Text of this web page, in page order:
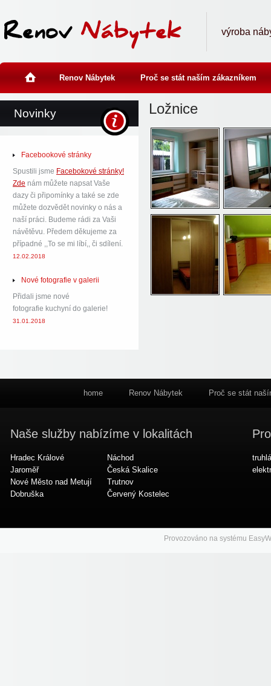
Renov Nábytek Proč se stát naším zákazníkem
výroba
Ložnice
Novinky
Facebookové stránky
Spustili jsme Facebokové stránky!
Zde nám můžete napsat Vaše
dazy či připomínky a také se zde
můžete dozvědět novinky o nás a
naší práci. Budeme rádi za Vaši
návětěvu. Předem děkujeme za
případné ,,To se mi líbí,, či sdílení.
12.02.2018
Nové fotografie v galerii
Přidali jsme nové
fotografie kuchyní do galerie!
31.01.2018
home Renov Nábytek Proč se stát
Naše služby nabízíme v lokalitách
Hradec Králové
Náchod
Jaroměř
Česká Skalice
Nové Město nad Metují
Trutnov
Dobruška
Červený Kostelec
Provozováno na systému